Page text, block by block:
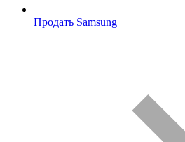
Продать Samsung